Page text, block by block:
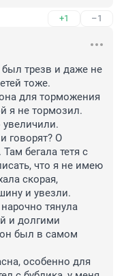
+1 –1
был трезв и даже не
тоже.
для торможения
я не тормозил.
увеличили.
говорят? О
бегала тетя с
что я не имею
скорая,
и увезли.
тянула
и долгими
был в самом
особенно для